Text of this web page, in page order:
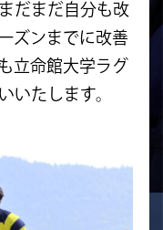
だまだ自分も改
ズンまでに改善
立命館大学ラグ
いたします。